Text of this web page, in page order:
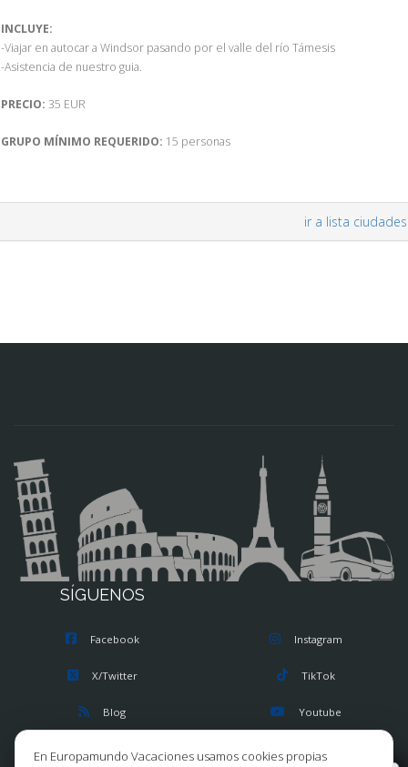
INCLUYE:
-Viajar en autocar a Windsor pasando por el valle del río Támesis
-Asistencia de nuestro guia.
PRECIO: 35 EUR
GRUPO MÍNIMO REQUERIDO: 15 personas
ir a lista ciudades
SÍGUENOS
Facebook
X/Twitter
Blog
Instagram
TikTok
Youtube
En Europamundo Vacaciones usamos cookies propias